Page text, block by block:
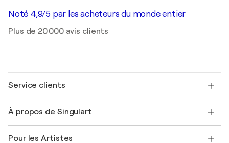
Noté 4,9/5 par les acheteurs du monde entier
Plus de 20 000 avis clients
Service clients
Expédition
À propos de Singulart
FAQ
Pour les Artistes